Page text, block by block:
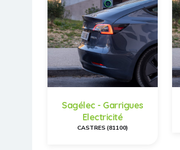
Sagélec - Garrigues
Electricité
CASTRES (81100)